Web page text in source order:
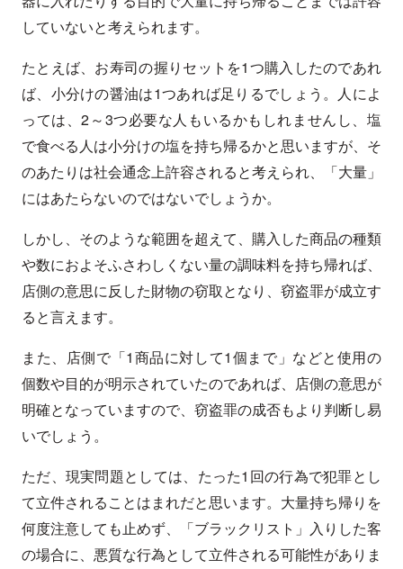
していないと考えられます。
たとえば、お寿司の握りセットを1つ購入したのであれ
ば、小分けの醤油は1つあれば足りるでしょう。人によ
っては、2～3つ必要な人もいるかもしれませんし、塩
で食べる人は小分けの塩を持ち帰るかと思いますが、そ
のあたりは社会通念上許容されると考えられ、「大量」
にはあたらないのではないでしょうか。
しかし、そのような範囲を超えて、購入した商品の種類
や数におよそふさわしくない量の調味料を持ち帰れば、
店側の意思に反した財物の窃取となり、窃盗罪が成立す
ると言えます。
また、店側で「1商品に対して1個まで」などと使用の
個数や目的が明示されていたのであれば、店側の意思が
明確となっていますので、窃盗罪の成否もより判断し易
いでしょう。
ただ、現実問題としては、たった1回の行為で犯罪とし
て立件されることはまれだと思います。大量持ち帰りを
何度注意しても止めず、「ブラックリスト」入りした客
の場合に、悪質な行為として立件される可能性がありま